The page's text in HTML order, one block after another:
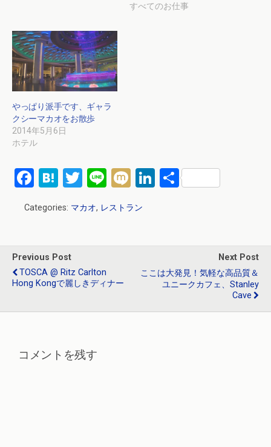
すべてのお仕事
やっぱり派手です、ギャラ
クシーマカオをお散歩
2014年5月6日
ホテル
F
ce
o
o
k
H
e
a
T
tt
Li
e
M Li 共
Categories: マカオ, レストラン
Previous Post
TOSCA @ Ritz Carlton
Hong Kongで麗しきディナー
Next Post
ここは大発見！気軽な高品質＆
ユニークカフェ、Stanley
Cave
コメントを残す